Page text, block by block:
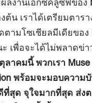
ลงานเอ็กซ์คลูซีฟของ
ต้น เราได้เตรียมตาร
ตามโซเชียลมีเดียของ
เพื่อจะได้ไม่พลาดข่า
ลาคมนี้ พวกเรา Muse
พร้อมจะมอบความบั
ที่สุด จุใจมากที่สุด ส่ง